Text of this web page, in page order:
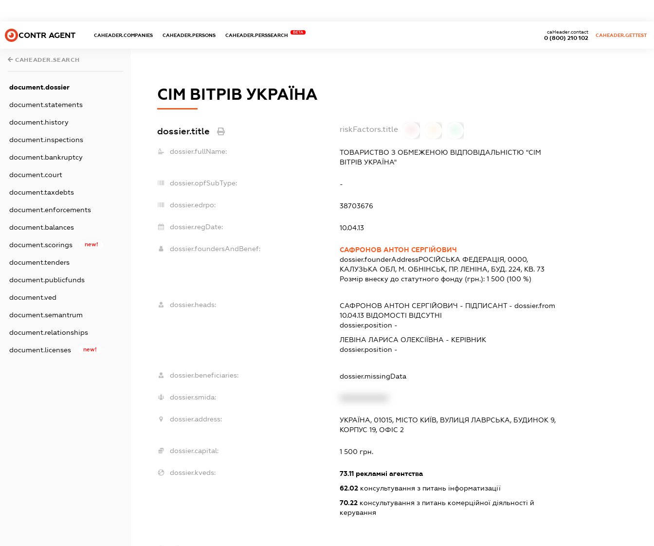
CONTR AGENT CAHEADER.COMPANIES CAHEADER.PERSONS CAHEADER.PERSSEARCH
BETA
0 (800) 210 102
caHeader.contact
CAHEADER.GETTEST
CAHEADER.SEARCH
document.dossier
document.statements
document.history
document.inspections
document.bankruptcy
document.court
document.taxdebts
document.enforcements
document.balances
document.scorings new!
document.tenders
document.publicfunds
document.ved
document.semantrum
document.relationships
document.licenses new!
СІМ ВІТРІВ УКРАЇНА
dossier.title riskFactors.title
dossier.fullName:
ТОВАРИСТВО З ОБМЕЖЕНОЮ ВІДПОВІДАЛЬНІСТЮ "СІМ
ВІТРІВ УКРАЇНА"
dossier.opfSubType: -
dossier.edrpo: 38703676
dossier.regDate: 10.04.13
dossier.foundersAndBenef:
САФРОНОВ АНТОН СЕРГІЙОВИЧ
dossier.founderAddressРОСІЙСЬКА ФЕДЕРАЦІЯ, 0000,
КАЛУЗЬКА ОБЛ, М. ОБНІНСЬК, ПР. ЛЕНІНА, БУД. 224, КВ. 73
Розмір внеску до статутного фонду (грн.): 1 500 (100 %)
dossier.heads: САФРОНОВ АНТОН СЕРГІЙОВИЧ - ПІДПИСАНТ- dossier.from
10.04.13ВІДОМОСТІ ВІДСУТНІ
dossier.position -
ЛЕВІНА ЛАРИСА ОЛЕКСІЇВНА - КЕРІВНИК
dossier.position -
dossier.beneficiaries: dossier.missingData
dossier.smida:
dossier.address:
УКРАЇНА, 01015, МІСТО КИЇВ, ВУЛИЦЯ ЛАВРСЬКА, БУДИНОК 9,
КОРПУС 19, ОФІС 2
dossier.capital: 1 500 грн.
dossier.kveds: 73.11рекламні агентства
62.02консультування з питань інформатизації
70.22консультування з питань комерційної діяльності й
керування